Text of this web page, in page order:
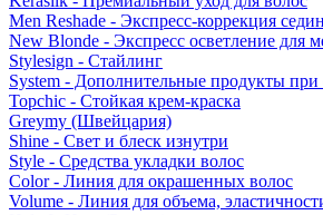
Men Reshade - Экспресс-коррекция
New Blonde - Экспресс осветление для
Stylesign - Стайлинг
System - Дополнительные продукты
Topchic - Стойкая крем-краска
Greymy (Швейцария)
Shine - Свет и блеск изнутри
Style - Средства укладки волос
Color - Линия для окрашенных волос
Volume - Линия для объема,